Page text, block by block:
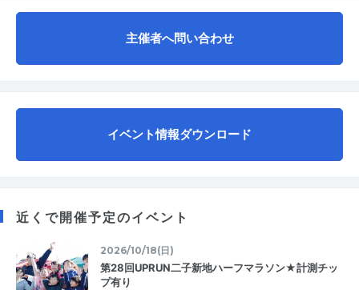
主催者へ問い合わせ
イベント情報ダウンロード
近くで開催予定のイベント
2026/10/18(日)
第28回UPRUN二子新地ハーフマラソン★計測チッ
プ有り